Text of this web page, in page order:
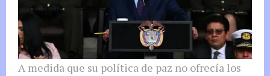
A medida que su política de paz no ofrecía los